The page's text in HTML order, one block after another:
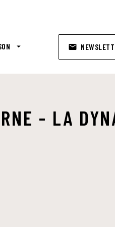
email
arrow_drop_down
- LA